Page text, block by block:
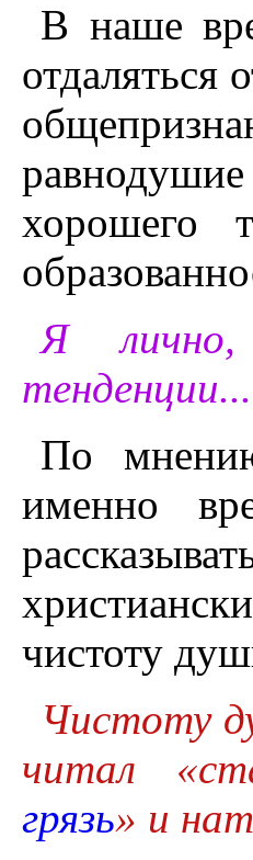
В наше
отдаляться
хорошего
Я
тенденции...
По
именно
чистоту
Чистоту
читал
грязь» и